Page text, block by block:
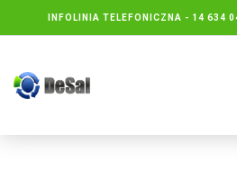
INFOLINIA TELEFONICZNA - 14 634
PONIEDZIAŁKU DO PIĄTKU : 8.30 DO